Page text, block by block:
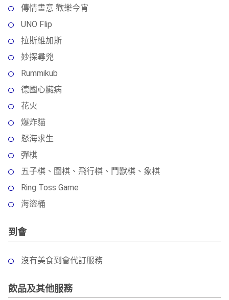
傳情畫意 歡樂今宵
UNO Flip
拉斯維加斯
妙探尋兇
Rummikub
德國心臟病
花火
爆炸貓
怒海求生
彈棋
五子棋、圍棋、飛行棋、鬥獸棋、象棋
Ring Toss Game
海盜桶
到會
沒有美食到會代訂服務
飲品及其他服務